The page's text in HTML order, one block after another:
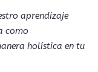
aprendizaje
como
holística en tu